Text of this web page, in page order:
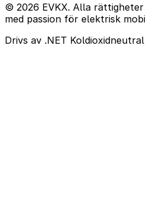
© 2026 EVKX. Alla
med passion för elektrisk
Drivs av .NET